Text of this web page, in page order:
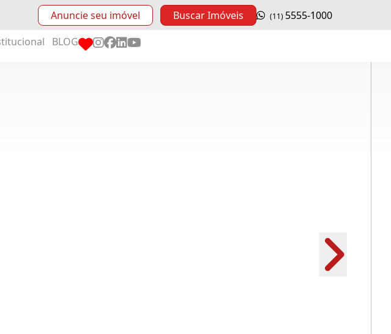
Anuncie seu imóvel Buscar Imóveis (11) 5555-1000
BLOG